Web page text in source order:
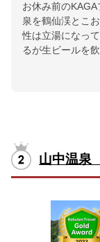
お休み前の
泉を鶴仙渓とこ
性は立湯になっ
るが生ビールを飲
山中温泉